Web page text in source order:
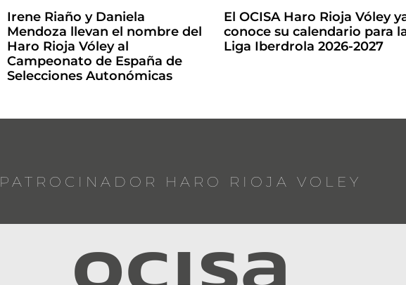
Irene Riaño y Daniela
Mendoza llevan el nombre del
Haro Rioja Vóley al
Campeonato de España de
Selecciones Autonómicas
El OCISA Haro Rioja Vóley
conoce su calendario para
Liga Iberdrola 2026-2027
PATROCINADOR HARO RIOJA VOLEY